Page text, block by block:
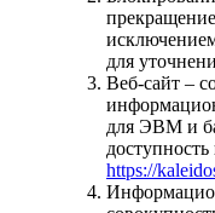
для
Веб-сайт –
для ЭВМ и
https://